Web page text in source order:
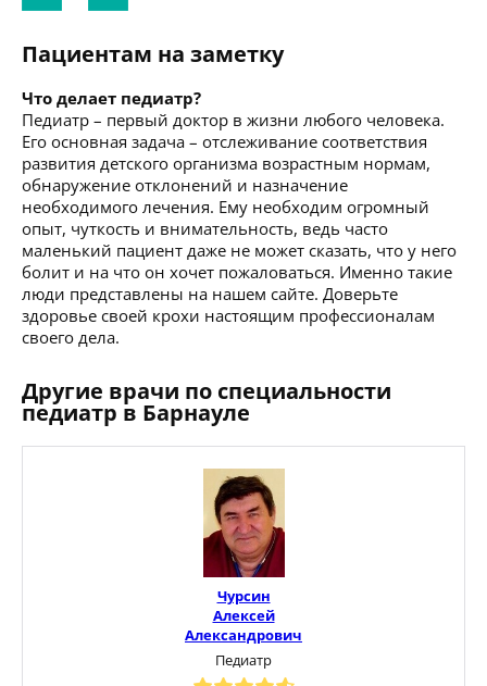
Пациентам на заметку
Что делает педиатр?
Педиатр – первый доктор в жизни любого человека.
Его основная задача – отслеживание соответствия
развития детского организма возрастным нормам,
обнаружение отклонений и назначение
необходимого лечения. Ему необходим огромный
опыт, чуткость и внимательность, ведь часто
маленький пациент даже не может сказать, что у него
болит и на что он хочет пожаловаться. Именно такие
люди представлены на нашем сайте. Доверьте
здоровье своей крохи настоящим профессионалам
своего дела.
Другие врачи по специальности
педиатр в Барнауле
Чурсин
Алексей
Александрович
Педиатр